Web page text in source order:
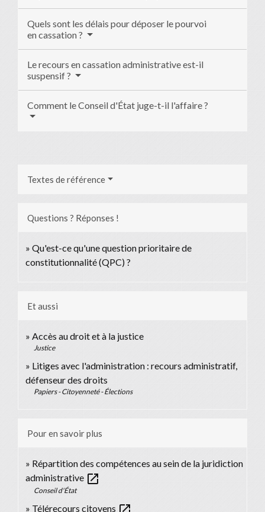
Quels sont les délais pour déposer le pourvoi
en cassation ?
Le recours en cassation administrative est-il
suspensif ?
Comment le Conseil d'État juge-t-il l'affaire ?
Textes de référence
Questions ? Réponses !
Qu'est-ce qu'une question prioritaire de
constitutionnalité (QPC) ?
Et aussi
Accès au droit et à la justice
Justice
Litiges avec l'administration : recours administratif,
défenseur des droits
Papiers - Citoyenneté - Élections
Pour en savoir plus
Répartition des compétences au sein de la juridiction
administrative open_in_new
Conseil d'État
Télérecours citoyens